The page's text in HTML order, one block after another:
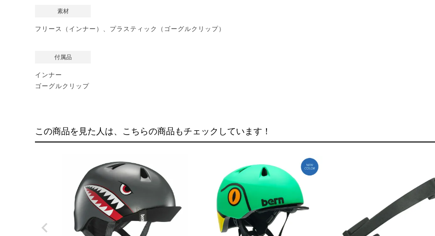
素材
フリース（インナー）、プラスティック（ゴーグルクリップ）
付属品
インナー
ゴーグルクリップ
この商品を見た人は、こちらの商品もチェックしています！